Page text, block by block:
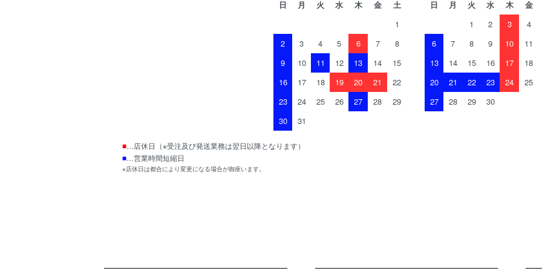
日 月 火 水 木 金
土
1
2
3 4 5 6 7
8
9
10 11 12 13 14
15
16
17 18 19 20 21
22
23
24 25 26 27 28
29
30
31
日 月 火 水 木 金
1
2 3 4
6
7 8 9 10 11
13
14 15 16 17 18
20
21 22 23 24 25
27
28 29 30
■…店休日（※受注及び発送業務は翌日以降となります）
■…営業時間短縮日
※店休日は都合により変更になる場合が御座います。